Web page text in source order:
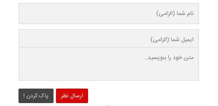
ارسال نظر پاک کردن !